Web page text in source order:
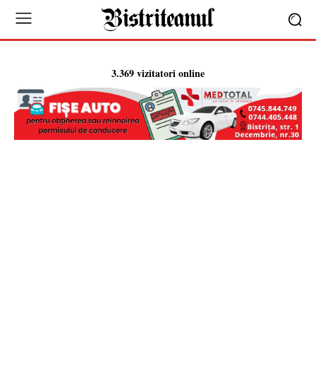
3.369 vizitatori online